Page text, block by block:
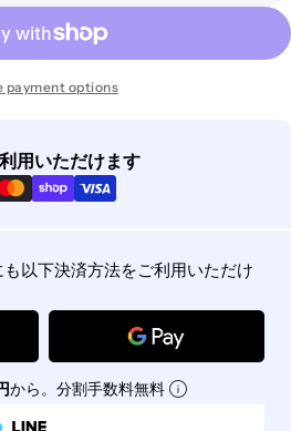
payment options
用いただけます
以下決済方法をご利用いただけ
から。分割手数料無料